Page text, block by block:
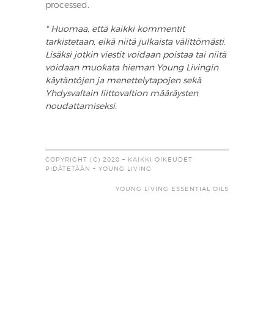
processed
* Huomaa, että kaikki kommentit
tarkistetaan, eikä niitä julkaista välittömästi.
Lisäksi jotkin viestit voidaan poistaa tai niitä
voidaan muokata hieman Young Livingin
käytäntöjen ja menettelytapojen sekä
Yhdysvaltain liittovaltion määräysten
noudattamiseksi.
COPYRIGHT (C) 2020 – KAIKKI OIKEUDET
PIDÄTETÄÄN – YOUNG LIVING
YOUNG LIVING ESSENTIAL OILS